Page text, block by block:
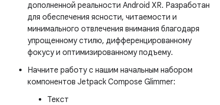
дополненной реальности Android XR. Разработан
для обеспечения ясности, читаемости и
минимального отвлечения внимания благодаря
упрощенному стилю, дифференцированному
фокусу и оптимизированному подъему.
Начните работу с нашим начальным набором
компонентов Jetpack Compose Glimmer:
Текст